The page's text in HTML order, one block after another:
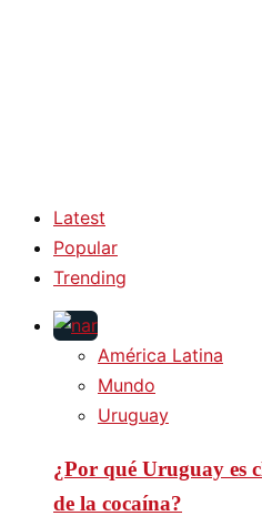
Latest
Popular
Trending
América Latina
Mundo
Uruguay
¿Por qué Uruguay es
de la cocaína?